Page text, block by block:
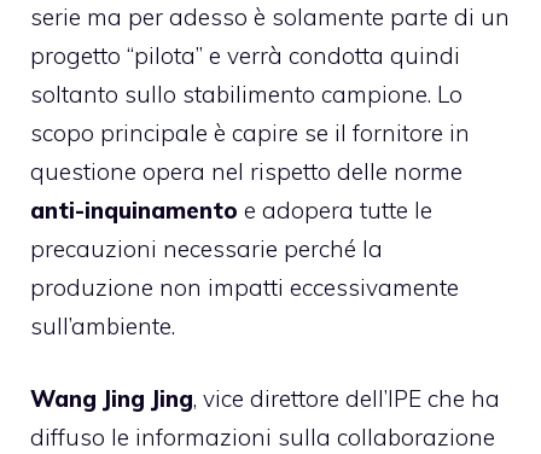
serie ma per adesso è solamente parte di un
progetto “pilota” e verrà condotta quindi
soltanto sullo stabilimento campione. Lo
scopo principale è capire se il fornitore in
questione opera nel rispetto delle norme
anti-inquinamento e adopera tutte le
precauzioni necessarie perché la
produzione non impatti eccessivamente
sull’ambiente.
Wang Jing Jing, vice direttore dell’IPE che ha
diffuso le informazioni sulla collaborazione